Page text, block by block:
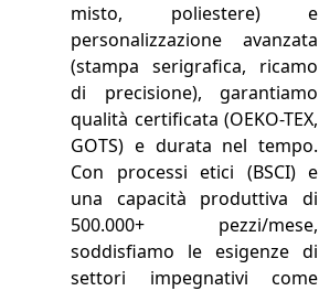
misto, poliestere) e
personalizzazione avanzata
(stampa serigrafica, ricamo
di precisione), garantiamo
qualità certificata (OEKO-TEX,
GOTS) e durata nel tempo.
Con processi etici (BSCI) e
una capacità produttiva di
500.000+ pezzi/mese,
soddisfiamo le esigenze di
settori impegnativi come